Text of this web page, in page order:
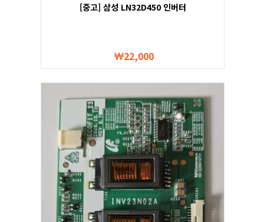
[중고] 삼성 LN32D450 인버터
22,000